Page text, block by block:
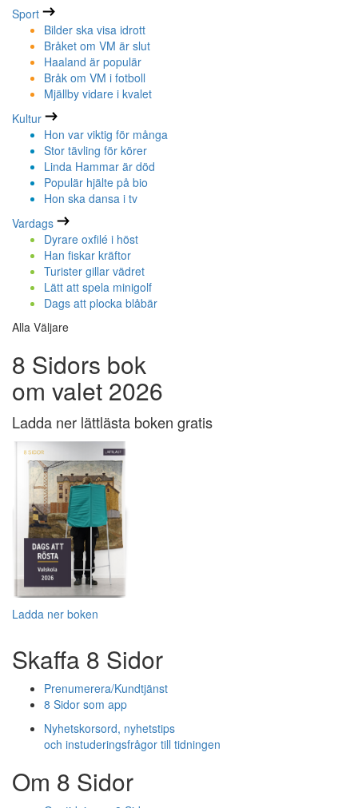
Sport
Bilder ska visa idrott
Bråket om VM är slut
Haaland är populär
Bråk om VM i fotboll
Mjällby vidare i kvalet
Kultur
Hon var viktig för många
Stor tävling för körer
Linda Hammar är död
Populär hjälte på bio
Hon ska dansa i tv
Vardags
Dyrare oxfilé i höst
Han fiskar kräftor
Turister gillar vädret
Lätt att spela minigolf
Dags att plocka blåbär
Alla Väljare
8 Sidors bok
om valet 2026
Ladda ner lättlästa boken gratis
Ladda ner boken
Skaffa 8 Sidor
Prenumerera/Kundtjänst
8 Sidor som app
Nyhetskorsord, nyhetstips
och instuderingsfrågor till tidningen
Om 8 Sidor